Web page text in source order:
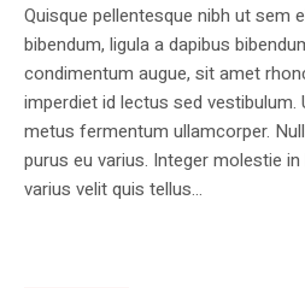
Quisque pellentesque nibh ut sem
bibendum, ligula a dapibus
condimentum augue, sit amet
imperdiet id lectus sed
metus fermentum ullamcorper.
purus eu varius. Integer molestie
varius velit quis tellus...